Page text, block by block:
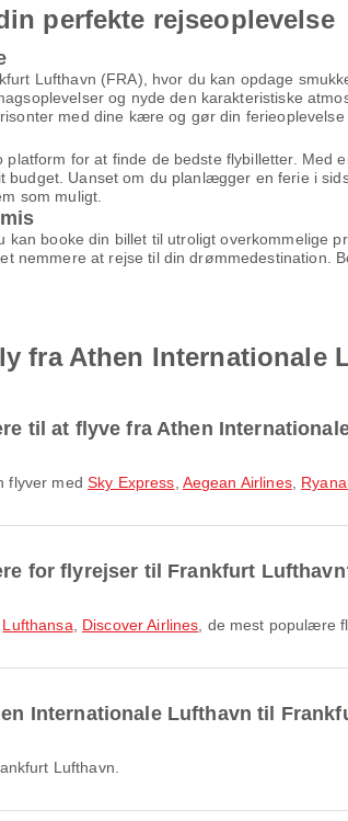
perfekte rejseoplevelse
Lufthavn (FRA), hvor du kan opdage
og nyde den karakteristiske
med dine kære og gør din ferieoplevelse
for at finde de bedste flybilletter.
Uanset om du planlægger en ferie i
som muligt.
booke din billet til utroligt overkommelige
nemmere at rejse til din drømmedestination.
fra Athen Internationale
til at flyve fra Athen
flyver med Sky Express Aegean Airlines,
for flyrejser til Frankfurt
Lufthansa Discover Airlines , de mest populære
Internationale Lufthavn til
Lufthavn.